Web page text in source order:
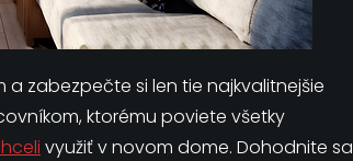
zabezpečte si len tie najkvalitnejšie
ktorému poviete všetky
využiť v novom dome. Dohodnite sa